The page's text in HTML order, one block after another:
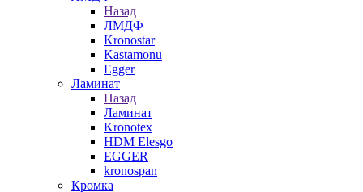
Назад
ЛМДФ
Kronostar
Kastamonu
Egger
Ламинат
Назад
Ламинат
Kronotex
HDM Elesgo
EGGER
kronospan
Кромка